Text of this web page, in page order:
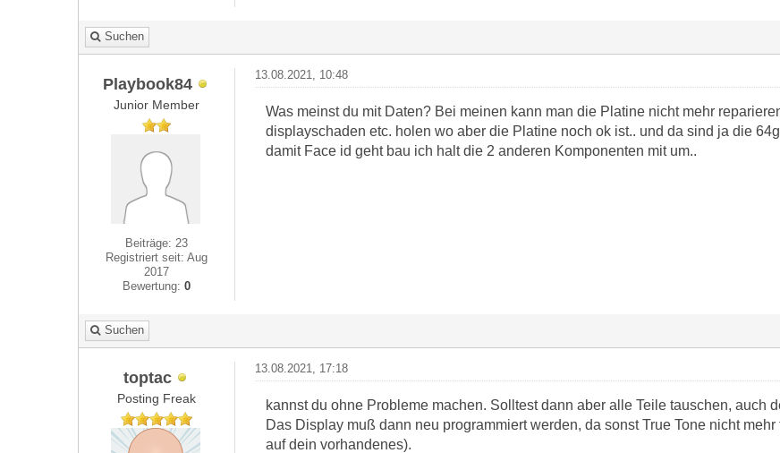
Suchen
Playbook84
Junior Member
Beiträge: 23
Registriert seit: Aug
2017
Bewertung:0
13.08.2021, 10:48
Was meinst du mit Daten? Bei meinen kann man die Platine nicht mehr
displayschaden etc. holen wo aber die Platine noch ok ist.. und da sind ja die
damit Face id geht bau ich halt die 2 anderen Komponenten mit um..
Suchen
toptac
Posting Freak
13.08.2021, 17:18
kannst du ohne Probleme machen. Solltest dann aber alle Teile tauschen, auch
Das Display muß dann neu programmiert werden, da sonst True Tone nicht
auf dein vorhandenes).